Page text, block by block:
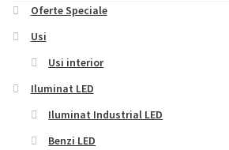
Oferte Speciale
Usi
Usi interior
Iluminat LED
Iluminat Industrial LED
Benzi LED